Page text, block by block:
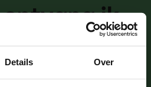
Details Over
ik